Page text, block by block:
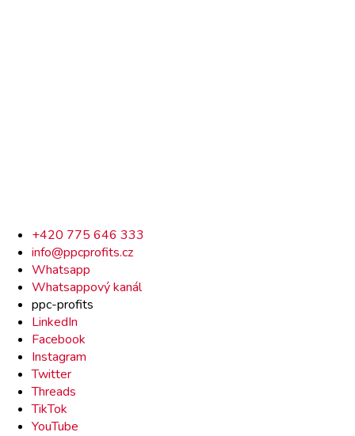
Rychlý
kontakt
+420 775 646 333
info@ppcprofits.cz
Whatsapp
Whatsappový kanál
ppc-profits
LinkedIn
Facebook
Instagram
Twitter
Threads
TikTok
YouTube